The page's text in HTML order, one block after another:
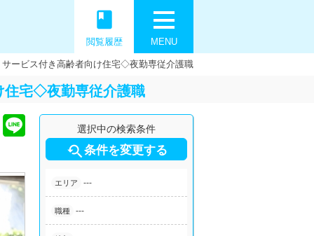
MENU
book
閲覧履歴
ービス付き高齢者向け住宅◇夜勤専従介護職
住宅◇夜勤専従介護職
選択中の検索条件
条件を変更する
エリア ---
職種 ---